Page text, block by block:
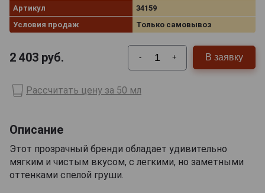
Артикул
34159
Условия продаж
Только самовывоз
2 403 руб. - + В заявку
Рассчитать цену за 50 мл
Описание
Этот прозрачный бренди обладает удивительно
мягким и чистым вкусом, с легкими, но заметными
оттенками спелой груши.